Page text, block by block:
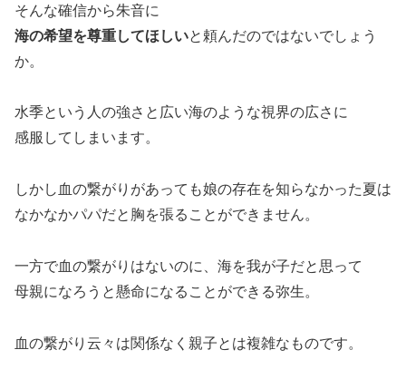
そんな確信から朱音に
海の希望を尊重してほしいと頼んだのではないでしょう
か。
水季という人の強さと広い海のような視界の広さに
感服してしまいます。
しかし血の繋がりがあっても娘の存在を知らなかった夏は
なかなかパパだと胸を張ることができません。
一方で血の繋がりはないのに、海を我が子だと思って
母親になろうと懸命になることができる弥生。
血の繋がり云々は関係なく親子とは複雑なものです。